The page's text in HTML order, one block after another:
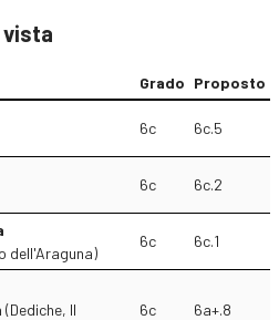
vista
Grado Proposto
6c 6c.5
6c 6c.2
dell'Araguna)
6c 6c.1
Il
6c 6a+.8